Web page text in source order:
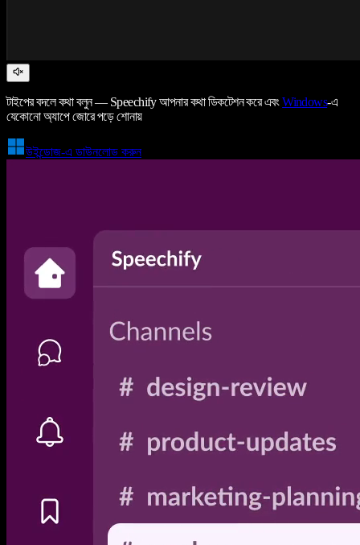
টাইপের বদলে কথা বলুন — Speechify আপনার কথা ডিকটেশন করে এবংWindows-এ
যেকোনো অ্যাপে জোরে পড়ে শোনায়
উইন্ডোজ-এ ডাউনলোড করুন